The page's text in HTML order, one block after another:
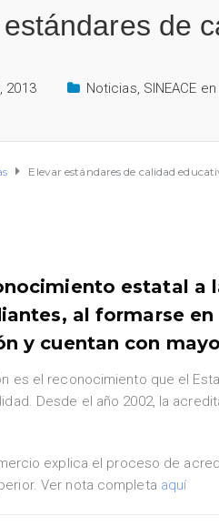
de
2013 Noticias, SINEACE
Elevar estándares de calidad
estatal a
al formarse
y cuentan con
es el reconocimiento que el
Desde el año 2002, la
explica el proceso de
Ver nota completa aquí